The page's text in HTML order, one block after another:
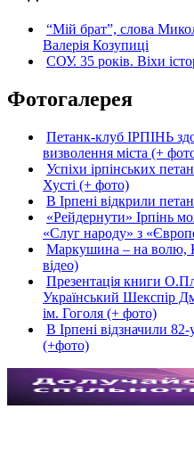
“Мій брат”, слова
Валерія Козупиці
СОУ. 35 років. Віхи
Фотогалерея
Петанк-клуб ІРПІНЬ
визволення міста (+
Успіхи ірпінських
Хусті (+ фото)
В Ірпені відкрили
«Рейдернути» Ірпінь
«Слуг народу» з
Маркушина – на волю,
відео)
Презентація книги
Український Шекспір
ім. Гоголя (+ фото)
В Ірпені відзначили
(+фото)